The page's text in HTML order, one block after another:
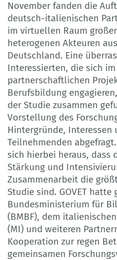
November fanden die
deutsch-italienischen
im virtuellen Raum
heterogenen Akteuren
Deutschland. Eine
Interessierten, die sich
partnerschaftlichen
Berufsbildung
der Studie zusammen
Vorstellung des
Hintergründe, Interessen
Teilnehmenden
sich hierbei heraus, dass
Stärkung und
Zusammenarbeit die
Studie sind. GOVET
Bundesministerium für
(BMBF), dem
(MI) und weiteren
Kooperation zur regen
gemeinsamen